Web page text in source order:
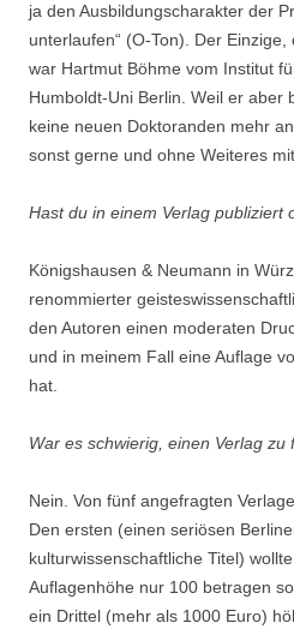
ja den Ausbildungscharakter der
unterlaufen“ (O-Ton). Der
war Hartmut Böhme vom Institut
Humboldt-Uni Berlin. Weil er aber
keine neuen Doktoranden mehr
sonst gerne und ohne Weiteres
Hast du in einem Verlag publiziert
Königshausen & Neumann in
renommierter
den Autoren einen moderaten
und in meinem Fall eine Auflage
hat.
War es schwierig, einen Verlag zu
Nein. Von fünf angefragten
Den ersten (einen seriösen
kulturwissenschaftliche Titel)
Auflagenhöhe nur 100 betragen
ein Drittel (mehr als 1000 Euro)